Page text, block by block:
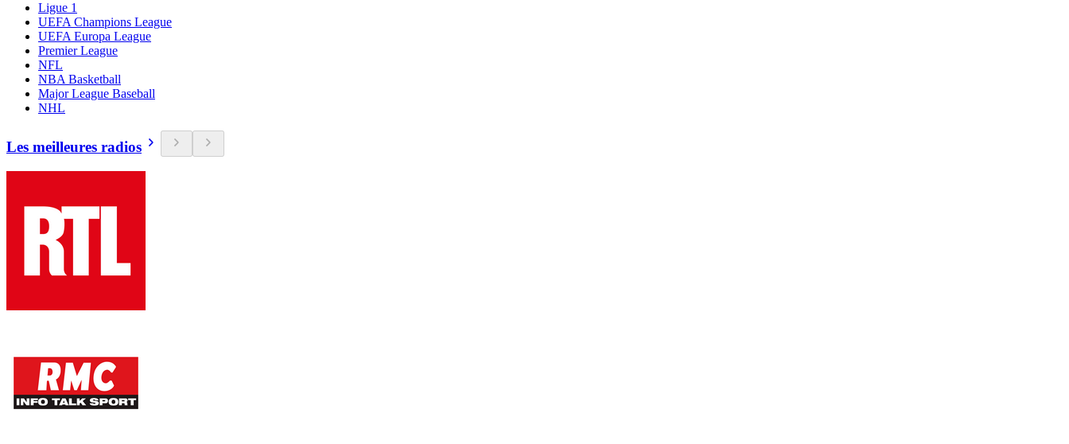
Ligue 1
UEFA Champions League
UEFA Europa League
Premier League
NFL
NBA Basketball
Major League Baseball
NHL
Les meilleures radios